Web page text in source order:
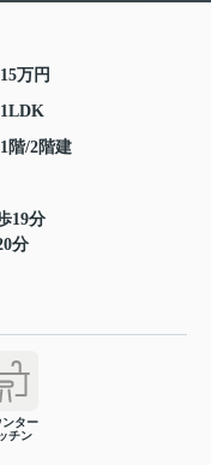
15万円
1LDK
1階/2階建
19分
分
ンター
チン